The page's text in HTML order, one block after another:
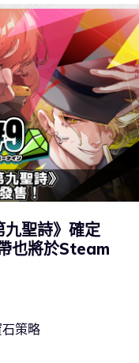
聖詩》確定
也將於Steam
策略